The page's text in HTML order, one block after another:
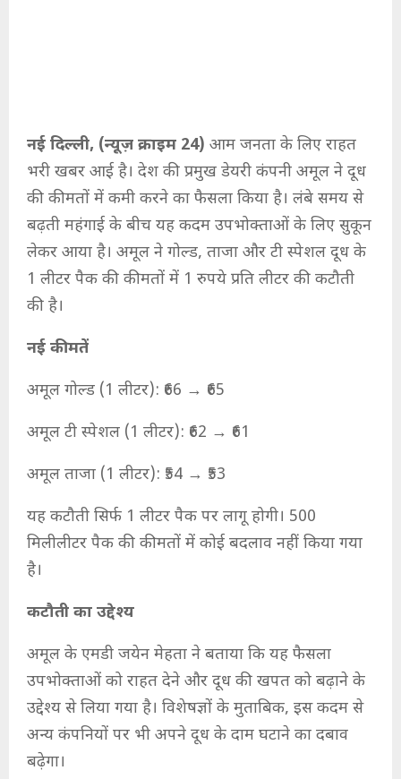
नई दिल्ली, (न्यूज़ क्राइम 24) आम जनता के लिए राहत
भरी खबर आई है। देश की प्रमुख डेयरी कंपनी अमूल ने दूध
की कीमतों में कमी करने का फैसला किया है। लंबे समय से
बढ़ती महंगाई के बीच यह कदम उपभोक्ताओं के लिए सुकून
लेकर आया है। अमूल ने गोल्ड, ताजा और टी स्पेशल दूध के
1 लीटर पैक की कीमतों में 1 रुपये प्रति लीटर की कटौती
की है।
नई कीमतें
अमूल गोल्ड (1 लीटर): ₹66 → ₹65
अमूल टी स्पेशल (1 लीटर): ₹62 → ₹61
अमूल ताजा (1 लीटर): ₹54 → ₹53
यह कटौती सिर्फ 1 लीटर पैक पर लागू होगी। 500
मिलीलीटर पैक की कीमतों में कोई बदलाव नहीं किया गया
है।
कटौती का उद्देश्य
अमूल के एमडी जयेन मेहता ने बताया कि यह फैसला
उपभोक्ताओं को राहत देने और दूध की खपत को बढ़ाने के
उद्देश्य से लिया गया है। विशेषज्ञों के मुताबिक, इस कदम से
अन्य कंपनियों पर भी अपने दूध के दाम घटाने का दबाव
बढ़ेगा।